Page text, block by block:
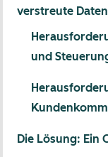
verstreute Daten
und
Die Lösung: Ein